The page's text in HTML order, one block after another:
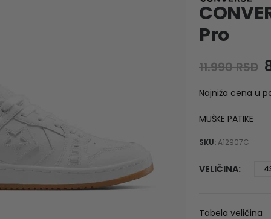
Pro
11.990RSD
Najniža cena u
MUŠKE PATIKE
SKU:A12907C
VELIČINA
Tabela veličina